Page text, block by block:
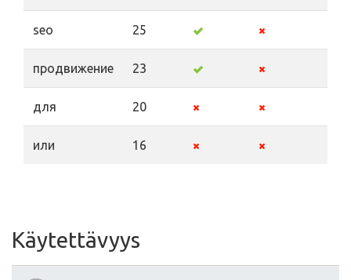
seo 25
продвижение 23
для 20
или 16
Käytettävyys